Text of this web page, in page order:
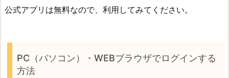
公式アプリは無料なので、利用してみてください。
PC（パソコン）・WEBブラウザでログインする
方法